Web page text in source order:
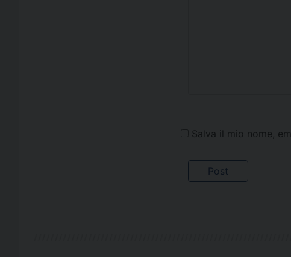
Salva il mio nome,